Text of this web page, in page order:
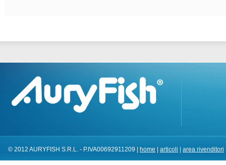
© 2012 AURYFISH S.R.L. - P.IVA00692911209 | home articoli area rivenditori